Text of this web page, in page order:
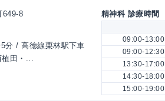
649-8
分 / 高徳線栗林駅下車
田・...
精神科 診療時間
09:00-13:00
09:00-12:30
13:30-17:00
14:30-18:00
15:00-19:00